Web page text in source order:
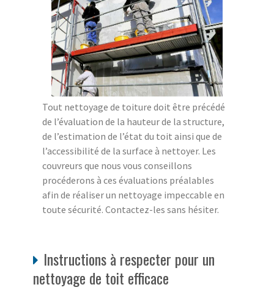
Tout nettoyage de toiture doit être précédé
de l’évaluation de la hauteur de la structure,
de l’estimation de l’état du toit ainsi que de
l’accessibilité de la surface à nettoyer. Les
couvreurs que nous vous conseillons
procéderons à ces évaluations préalables
afin de réaliser un nettoyage impeccable en
toute sécurité. Contactez-les sans hésiter.
Instructions à respecter pour un
nettoyage de toit efficace